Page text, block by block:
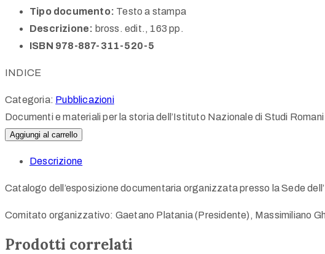
Tipo documento: Testo a stampa
Descrizione: bross. edit., 163 pp.
ISBN 978-887-311-520-5
INDICE
Categoria: Pubblicazioni
Documenti e materiali per la storia dell’Istituto Nazionale di Studi
Aggiungi al carrello
Descrizione
Catalogo dell’esposizione documentaria organizzata presso la Sede
Comitato organizzativo: Gaetano Platania (Presidente), Massimiliano
Prodotti correlati